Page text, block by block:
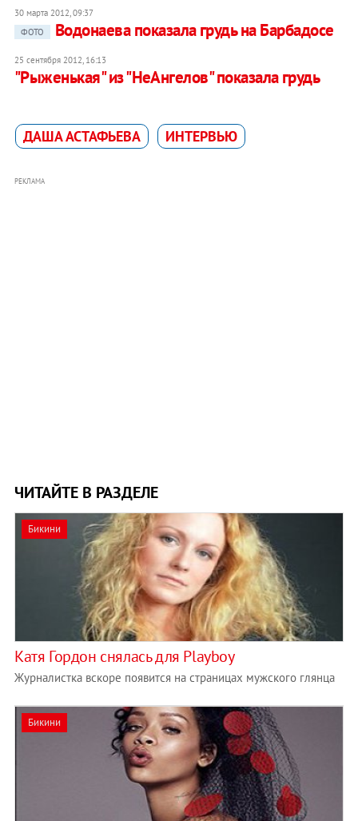
30 марта 2012, 09:37
ФОТО
Водонаева показала грудь на Барбадосе
25 сентября 2012, 16:13
"Рыженькая" из "НеАнгелов" показала грудь
ДАША АСТАФЬЕВА ИНТЕРВЬЮ
РЕКЛАМА
ЧИТАЙТЕ В РАЗДЕЛЕ
Бикини
Катя Гордон снялась для Playboy
Журналистка вскоре появится на страницах мужского глянца
Бикини